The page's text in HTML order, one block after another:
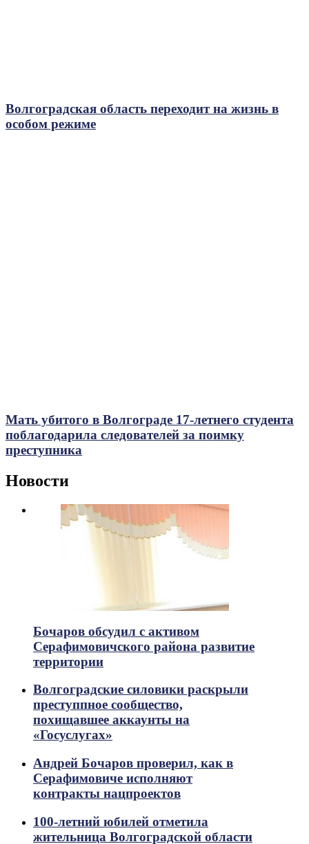
Волгоградская область переходит на жизнь в
особом режиме
Мать убитого в Волгограде 17-летнего студента
поблагодарила следователей за поимку
преступника
Новости
Бочаров обсудил с активом
Серафимовичского района развитие
территории
Волгоградские силовики раскрыли
преступпное сообщество,
похищавшее аккаунты на
«Госуслугах»
Андрей Бочаров проверил, как в
Серафимовиче исполняют
контракты нацпроектов
100-летний юбилей отметила
жительница Волгоградской области